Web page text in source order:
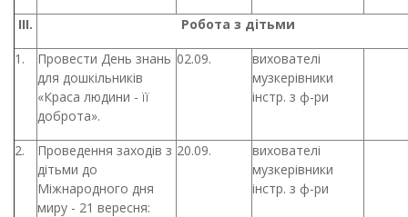
ІІІ.
Робота з дітьми
1.
Провести День знань
для дошкільників
«Краса людини - її
доброта».
02.09.
вихователі
музкерівники
інстр. з ф-ри
2.
Проведення заходів з
дітьми до
Міжнародного дня
миру - 21 вересня:
20.09.
вихователі
музкерівники
інстр. з ф-ри